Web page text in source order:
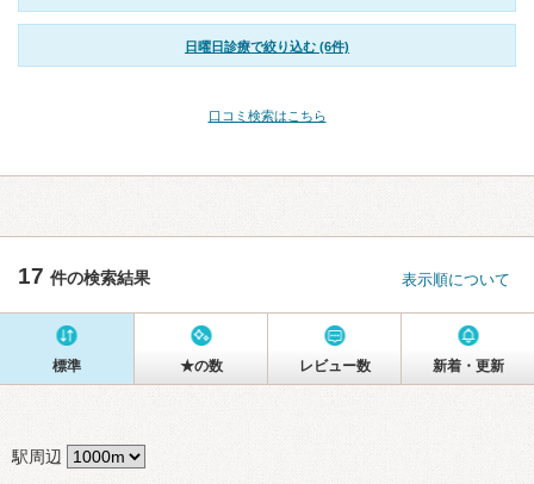
日曜日診療で絞り込む (6件)
口コミ検索はこちら
17 件の検索結果 表示順について
標準 ★の数 レビュー数 新着・更新
駅周辺